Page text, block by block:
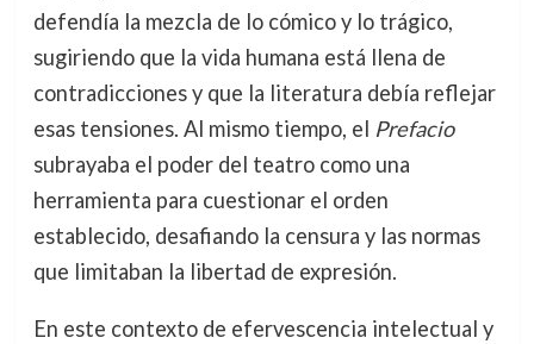
defendía la mezcla de lo cómico y lo trágico,
sugiriendo que la vida humana está llena de
contradicciones y que la literatura debía reflejar
esas tensiones. Al mismo tiempo, el Prefacio
subrayaba el poder del teatro como una
herramienta para cuestionar el orden
establecido, desafiando la censura y las normas
que limitaban la libertad de expresión.
En este contexto de efervescencia intelectual y